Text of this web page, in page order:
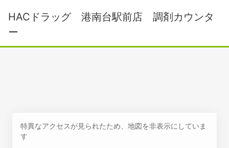
HACドラッグ 港南台駅前店 調剤カウンタ
ー
特異なアクセスが見られたため、地図を非表示にしていま
す